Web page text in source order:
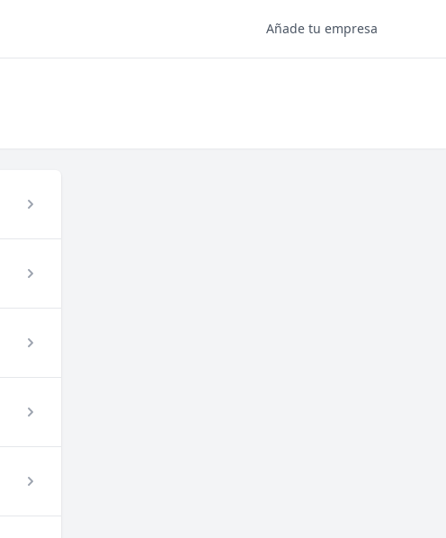
Añade tu empresa